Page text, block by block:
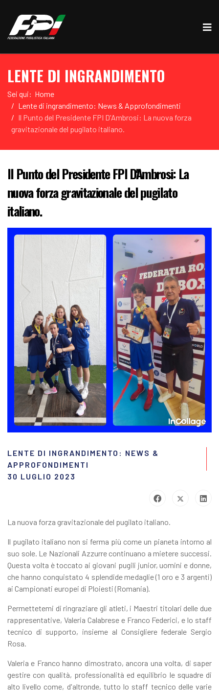
LENTE DI INGRANDIMENTO
Sei qui: Home
Lente di ingrandimento: News & Approfondimenti
Il Punto del Presidente FPI D'Ambrosi: La nuova forza
gravitazionale del pugilato italiano.
Il Punto del Presidente FPI D'Ambrosi: La
nuova forza gravitazionale del pugilato
italiano.
LENTE DI INGRANDIMENTO: NEWS &
APPROFONDIMENTI
30 LUGLIO 2023
La nuova forza gravitazionale del pugilato italiano.
Il pugilato italiano non si ferma più come un pianeta intorno al
suo sole. Le Nazionali Azzurre continuano a mietere successi.
Questa volta è toccato ai giovani pugili junior, uomini e donne,
che hanno conquistato 4 splendide medaglie (1 oro e 3 argenti)
ai Campionati europei di Ploiesti (Romania).
Permettetemi di ringraziare gli atleti, i Maestri titolari delle due
rappresentative, Valeria Calabrese e Franco Federici, e lo staff
tecnico di supporto, insieme al Consigliere federale Sergio
Rosa.
Valeria e Franco hanno dimostrato, ancora una volta, di saper
gestire con qualità, professionalità ed equilibrio le squadre di
alto livello come, d'altronde, tutto lo staff tecnico delle varie